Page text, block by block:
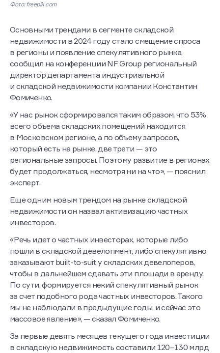
Фото: freepik.com
Основными трендами в сегменте складской
недвижимости в 2024 году стало смещение спроса
в регионы и появление спекулятивного рынка,
сообщил на конференции NF Group региональный
директор департамента индустриальной
и складской недвижимости компании Константин
Фомиченко.
«У нас рынок сформировался таким образом, что 53%
всего объема складских помещений находится
в Московском регионе, а по объему запросов,
который есть на рынке, две трети — это
региональные запросы. Поэтому развитие в регионах
будет продолжаться, несмотря ни на что», — пояснил
эксперт.
Еще одним новым трендом на рынке складской
недвижимости он назвал активизацию частных
инвесторов.
«Речь идет о частных инвесторах, которые либо
пошли в складской девелопмент, либо спекулятивно
заказывают built-to-suit у складских девелоперов,
чтобы в дальнейшем сдавать эти площади в аренду.
По сути, формируется некий спекулятивный рынок
за счет подобного рода частных инвесторов. Такого
мы не наблюдали в предыдущие годы, и сейчас это
массовое явление», — сказал Фомиченко.
За первые девять месяцев текущего года инвестиции
в складскую недвижимость составили 120–130 млрд